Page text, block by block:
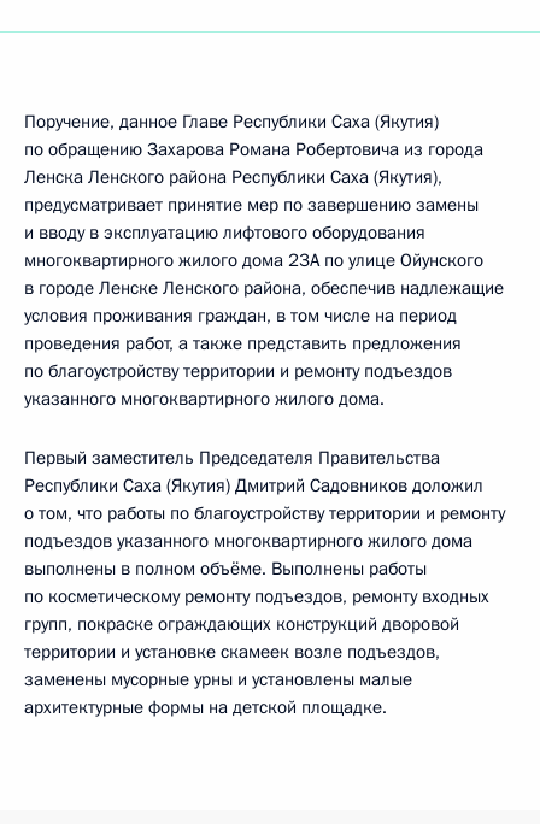
Поручение, данное Главе Республики Саха (Якутия)
по обращению Захарова Романа Робертовича из города
Ленска Ленского района Республики Саха (Якутия),
предусматривает принятие мер по завершению замены
и вводу в эксплуатацию лифтового оборудования
многоквартирного жилого дома 23А по улице Ойунского
в городе Ленске Ленского района, обеспечив надлежащие
условия проживания граждан, в том числе на период
проведения работ, а также представить предложения
по благоустройству территории и ремонту подъездов
указанного многоквартирного жилого дома.
Первый заместитель Председателя Правительства
Республики Саха (Якутия) Дмитрий Садовников доложил
о том, что работы по благоустройству территории и ремонту
подъездов указанного многоквартирного жилого дома
выполнены в полном объёме. Выполнены работы
по косметическому ремонту подъездов, ремонту входных
групп, покраске ограждающих конструкций дворовой
территории и установке скамеек возле подъездов,
заменены мусорные урны и установлены малые
архитектурные формы на детской площадке.